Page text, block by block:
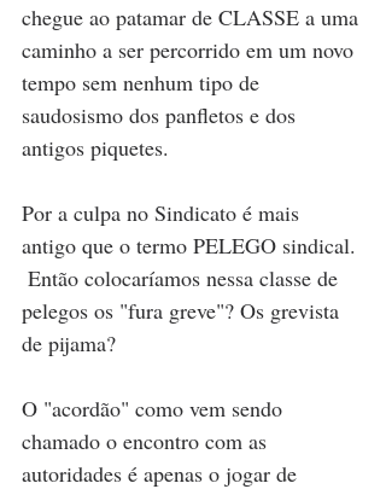
chegue ao patamar de CLASSE a uma
caminho a ser percorrido em um novo
tempo sem nenhum tipo de
saudosismo dos panfletos e dos
antigos piquetes.
Por a culpa no Sindicato é mais
antigo que o termo PELEGO sindical.
Então colocaríamos nessa classe de
pelegos os "fura greve"? Os grevista
de pijama?
O "acordão" como vem sendo
chamado o encontro com as
autoridades é apenas o jogar de